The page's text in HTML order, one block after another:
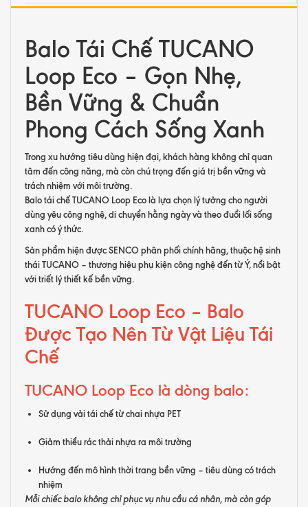
Balo Tái Chế TUCANO
Loop Eco – Gọn Nhẹ,
Bền Vững & Chuẩn
Phong Cách Sống Xanh
Trong xu hướng tiêu dùng hiện đại, khách hàng không chỉ quan
tâm đến công năng, mà còn chú trọng đến giá trị bền vững và
trách nhiệm với môi trường.
Balo tái chế TUCANO Loop Eco là lựa chọn lý tưởng cho người
dùng yêu công nghệ, di chuyển hằng ngày và theo đuổi lối sống
xanh có ý thức.
Sản phẩm hiện được SENCO phân phối chính hãng, thuộc hệ sinh
thái TUCANO – thương hiệu phụ kiện công nghệ đến từ Ý, nổi bật
với triết lý thiết kế bền vững.
TUCANO Loop Eco – Balo
Được Tạo Nên Từ Vật Liệu Tái
Chế
TUCANO Loop Eco là dòng balo:
Sử dụng vải tái chế từ chai nhựa PET
Giảm thiểu rác thải nhựa ra môi trường
Hướng đến mô hình thời trang bền vững – tiêu dùng có trách
nhiệm
Mỗi chiếc balo không chỉ phục vụ nhu cầu cá nhân, mà còn góp